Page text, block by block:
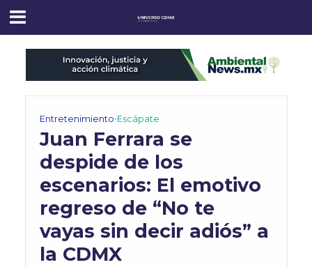
Entretenimiento•Escápate
Juan Ferrara se
despide de los
escenarios: El emotivo
regreso de “No te
vayas sin decir adiós” a
la CDMX